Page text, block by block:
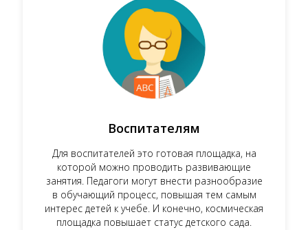
Воспитателям
Для воспитателей это готовая площадка, на
которой можно проводить развивающие
занятия. Педагоги могут внести разнообразие
в обучающий процесс, повышая тем самым
интерес детей к учебе. И конечно, космическая
площадка повышает статус детского сада.